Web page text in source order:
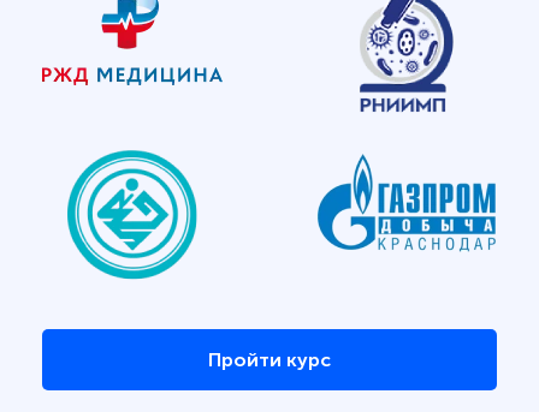
Пройти курс